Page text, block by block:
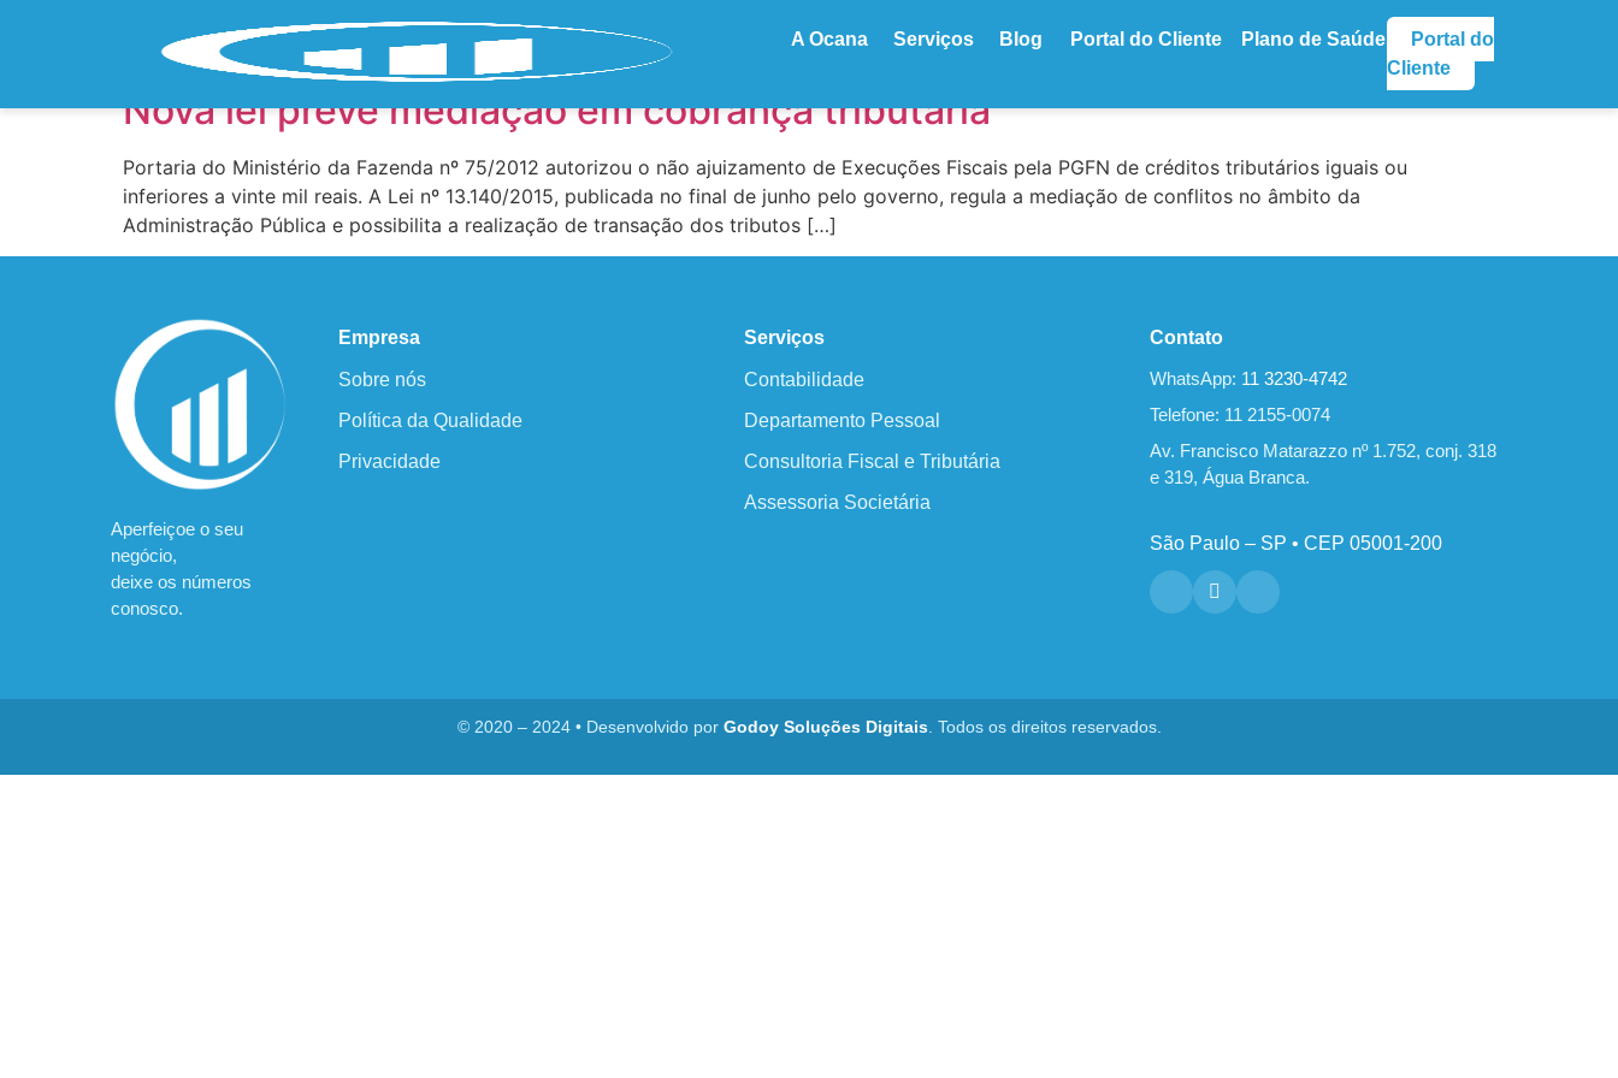
A Ocana Serviços Blog Portal do Cliente Plano de Saúde
Portal do
Cliente
Tag:Cobrança Tributária
Nova lei prevê mediação em cobrança tributária
Portaria do Ministério da Fazenda nº 75/2012 autorizou o não ajuizamento de Execuções Fiscais pela PGFN de créditos tributários iguais ou
inferiores a vinte mil reais. A Lei nº 13.140/2015, publicada no final de junho pelo governo, regula a mediação de conflitos no âmbito da
Administração Pública e possibilita a realização de transação dos tributos […]
Aperfeiçoe o seu
negócio,
deixe os números
conosco.
Empresa
Sobre nós
Política da Qualidade
Privacidade
Serviços
Contabilidade
Departamento Pessoal
Consultoria Fiscal e Tributária
Assessoria Societária
Contato
WhatsApp: 11 3230-4742
Telefone: 11 2155-0074
Av. Francisco Matarazzo nº 1.752, conj. 318
e 319, Água Branca.
São Paulo – SP • CEP 05001-200
© 2020 – 2024 • Desenvolvido por Godoy Soluções Digitais. Todos os direitos reservados.